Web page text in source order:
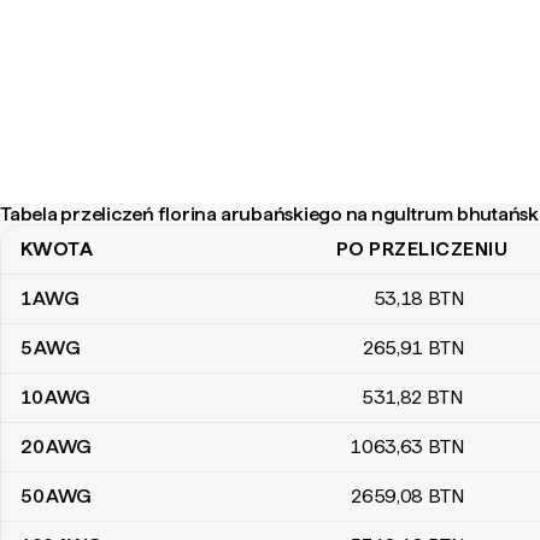
Tabela przeliczeń florina arubańskiego na ngultrum
Tabela przeliczeń florina arubańskiego na ngultrum bhutańskiego
KWOTA PO PRZELICZENIU
1AWG 53,18 BTN
5AWG 265,91 BTN
10AWG 531,82 BTN
20AWG 1063,63 BTN
50AWG 2659,08 BTN